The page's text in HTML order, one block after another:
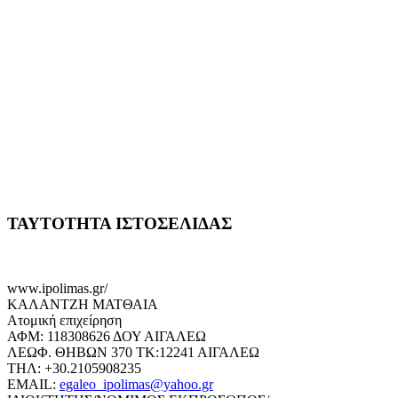
ΤΑΥΤΟΤΗΤΑ ΙΣΤΟΣΕΛΙΔΑΣ
www.ipolimas.gr/
ΚΑΛΑΝΤΖΗ ΜΑΤΘΑΙΑ
Ατομική επιχείρηση
ΑΦΜ: 118308626 ΔΟΥ ΑΙΓΑΛΕΩ
ΛΕΩΦ. ΘΗΒΩΝ 370 ΤΚ:12241 ΑΙΓΑΛΕΩ
ΤΗΛ: +30.2105908235
EMAIL: egaleo_ipolimas@yahoo.gr